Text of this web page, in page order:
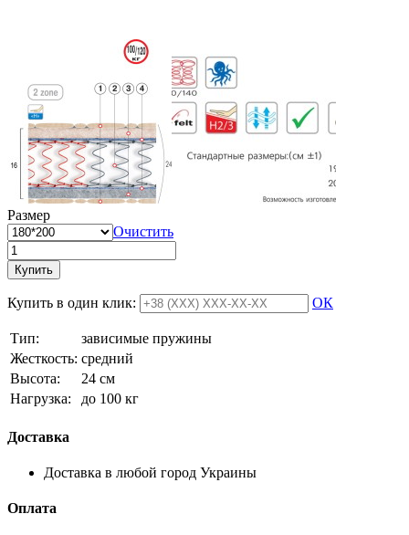
Размер
Очистить
Купить
Купить в один клик: ОК
Тип:
зависимые пружины
Жесткость: средний
Высотa:
24 см
Нагрузка:
до 100 кг
Доставка
Доставка в любой город Украины
Оплата